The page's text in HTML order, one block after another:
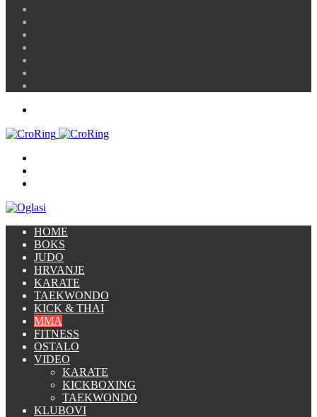
HOME
BOKS
JUDO
HRVANJE
KARATE
TAEKWONDO
KICK & THAI
MMA
FITNESS
OSTALO
VIDEO
KARATE
KICKBOXING
TAEKWONDO
KLUBOVI